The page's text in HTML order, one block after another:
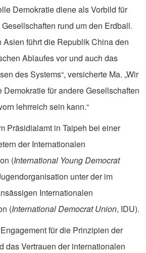
Demokratie diene als Vorbild für
rund um den Erdball.
Asien führt die Republik China den
Ablaufes vor und auch das
des Systems“, versicherte Ma. „Wir
für andere Gesellschaften
lehrreich sein kann.“
Präsidialamt in Taipeh bei einer
der Internationalen
(International Young Democrat
unter der im
Internationalen
(International Democrat Union, IDU).
für die Prinzipien der
das Vertrauen der internationalen